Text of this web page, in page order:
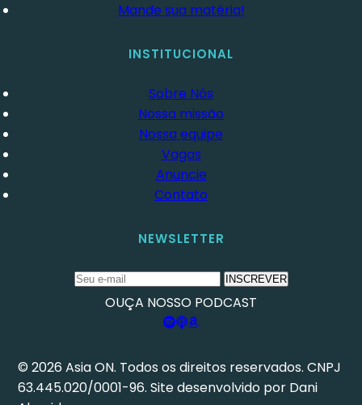
Mande sua matéria!
INSTITUCIONAL
Sobre Nós
Nossa missão
Nossa equipe
Vagas
Anuncie
Contato
NEWSLETTER
INSCREVER
OUÇA NOSSO PODCAST
© 2026 Asia ON. Todos os direitos reservados. CNPJ
63.445.020/0001-96. Site desenvolvido por Dani